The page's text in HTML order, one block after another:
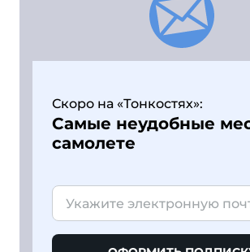
Скоро на «Тонкостях»:
Самые неудобные
самолете